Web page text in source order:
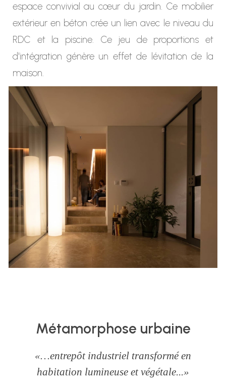
espace convivial au cœur du jardin. Ce mobilier
extérieur en béton crée un lien avec le niveau du
RDC et la piscine. Ce jeu de proportions et
d'intégration génère un effet de lévitation de la
maison.
Métamorphose urbaine
«…entrepôt industriel transformé en
habitation lumineuse et végétale...»